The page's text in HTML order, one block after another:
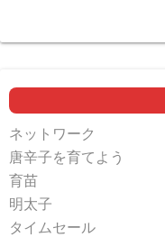
ネットワーク
唐辛子を育てよう
育苗
明太子
タイムセール